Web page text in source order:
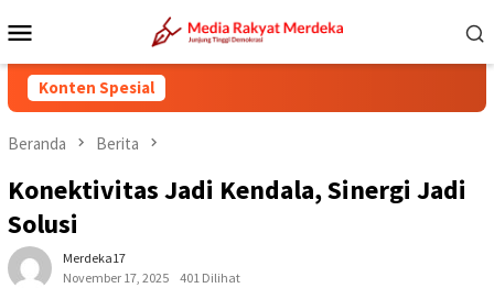
ke
Mobile
Konten Spesial
Beranda Berita
Konektivitas Jadi Kendala, Sinergi Jadi
Solusi
Merdeka17
November 17, 2025
401 Dilihat